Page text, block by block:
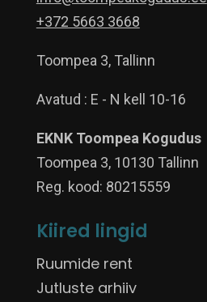
+372 5663 3668
Toompea 3, Tallinn
Avatud : E - N kell 10-16
EKNK Toompea Kogudus
Toompea 3, 10130 Tallinn
Reg. kood: 80215559
Kiired lingid
Ruumide rent
Jutluste arhiiv